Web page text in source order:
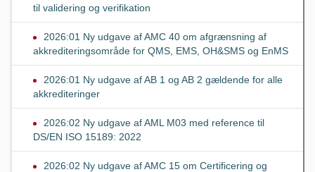
til validering og verifikation
2026:01 Ny udgave af AMC 40 om afgrænsning af
akkrediteringsområde for QMS, EMS, OH&SMS og EnMS
2026:01 Ny udgave af AB 1 og AB 2 gældende for alle
akkrediteringer
2026:02 Ny udgave af AML M03 med reference til
DS/EN ISO 15189: 2022
2026:02 Ny udgave af AMC 15 om Certificering og